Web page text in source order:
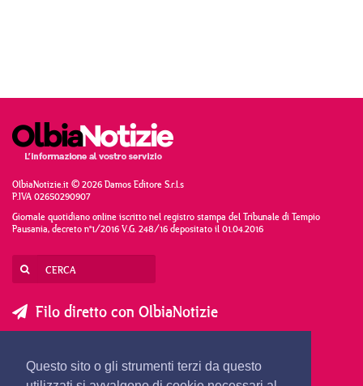
Questo sito o gli strumenti terzi da questo
OlbiaNotizie.it © 2026 Damos Editore S.r.l.s
P.IVA 02650290907
Giornale quotidiano online iscritto nel registro stampa del Tribunale di Tempio
Pausania, decreto n°1/2016 V.G. 248/16 depositato il 01.04.2016
Filo diretto con OlbiaNotizie
SEGNALA UNA NOTIZIA